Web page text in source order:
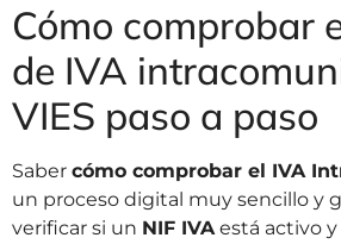
Cómo comprobar
de IVA
VIES paso a paso
Saber cómo comprobar el IVA
un proceso digital muy sencillo y
verificar si un NIF IVAestá activo y